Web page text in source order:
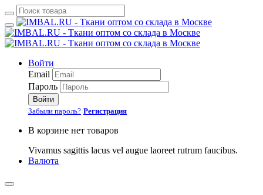
Войти
Email
Пароль
Войти
Забыли пароль? Регистрация
В корзине нет товаров
Vivamus sagittis lacus vel augue laoreet rutrum faucibus.
Валюта